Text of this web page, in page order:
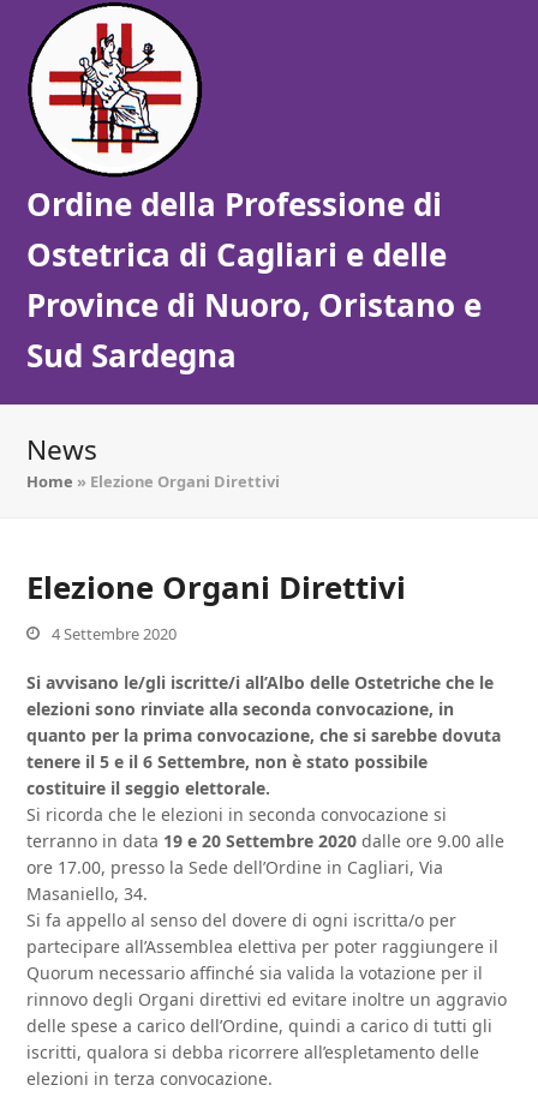
Ordine della Professione di
Ostetrica di Cagliari e delle
Province di Nuoro, Oristano e
Sud Sardegna
News
Home » Elezione Organi Direttivi
Elezione Organi Direttivi
4 Settembre 2020
Si avvisano le/gli iscritte/i all’Albo delle Ostetriche che le
elezioni sono rinviate alla seconda convocazione, in
quanto per la prima convocazione, che si sarebbe dovuta
tenere il 5 e il 6 Settembre, non è stato possibile
costituire il seggio elettorale.
Si ricorda che le elezioni in seconda convocazione si
terranno in data 19 e 20 Settembre 2020 dalle ore 9.00 alle
ore 17.00, presso la Sede dell’Ordine in Cagliari, Via
Masaniello, 34.
Si fa appello al senso del dovere di ogni iscritta/o per
partecipare all’Assemblea elettiva per poter raggiungere il
Quorum necessario affinché sia valida la votazione per il
rinnovo degli Organi direttivi ed evitare inoltre un aggravio
delle spese a carico dell’Ordine, quindi a carico di tutti gli
iscritti, qualora si debba ricorrere all’espletamento delle
elezioni in terza convocazione.